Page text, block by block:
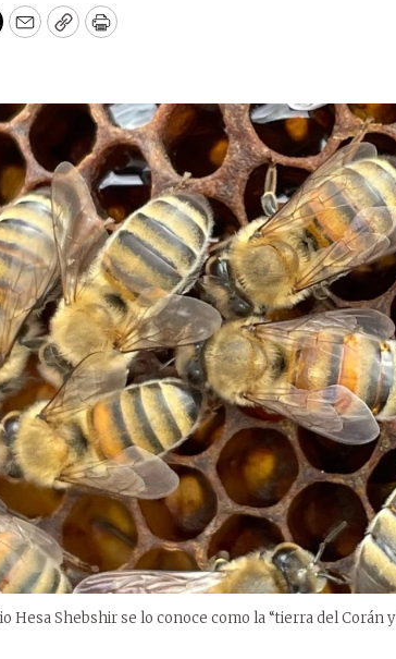
EmailCopyPrint
Hesa Shebshir se lo conoce como la “tierra del Corán y